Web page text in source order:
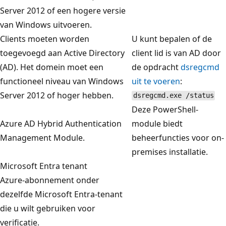
o
r
a
p
p
a
a
t
n
m
e
Server 2012 of een hogere versie
van Windows uitvoeren.
Clients moeten worden
toegevoegd aan Active Directory
(AD). Het domein moet een
functioneel niveau van Windows
Server 2012 of hoger hebben.
U kunt bepalen of de
client lid is van AD door
de opdrachtdsregcmd
uit te voeren:
dsregcmd.exe /status
Azure AD Hybrid Authentication
Management Module.
Deze PowerShell-
module biedt
beheerfuncties voor on-
premises installatie.
Microsoft Entra tenant
Azure-abonnement onder
dezelfde Microsoft Entra-tenant
die u wilt gebruiken voor
verificatie.